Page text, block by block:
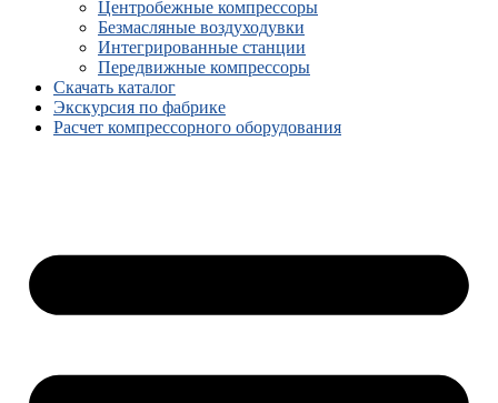
Центробежные компрессоры
Безмасляные воздуходувки
Интегрированные станции
Передвижные компрессоры
Скачать каталог
Экскурсия по фабрике
Расчет компрессорного оборудования